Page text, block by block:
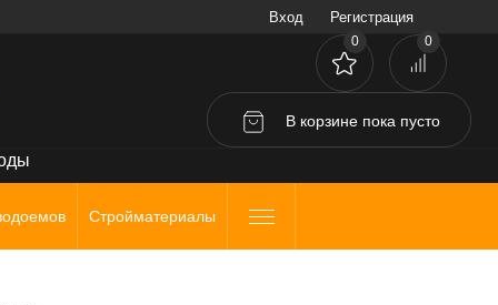
Вход Регистрация
0 0
В корзине пока пусто
Стройматериалы